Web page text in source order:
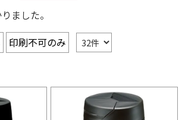
ました。
印刷不可のみ